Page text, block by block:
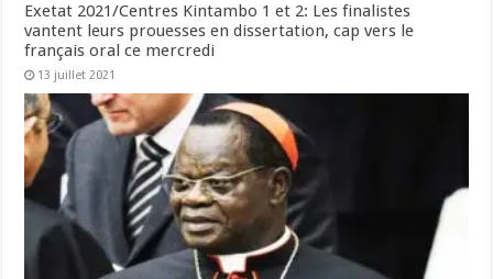
Exetat 2021/Centres Kintambo 1 et 2: Les finalistes
vantent leurs prouesses en dissertation, cap vers le
français oral ce mercredi
13 juillet 2021